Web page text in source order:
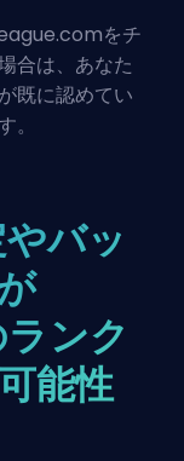
をチ
合は、あなた
既に認めてい
バッ
ンク
能性